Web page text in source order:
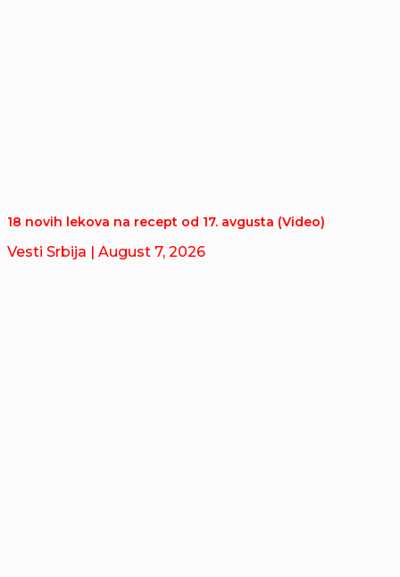
18 novih lekova na recept od 17. avgusta (Video)
Vesti Srbija | August 7, 2026